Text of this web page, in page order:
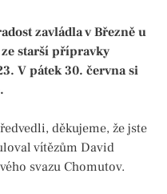
zavládla v Březně u
starší přípravky
V pátek 30. června si
děkujeme, že jste
vítězům David
svazu Chomutov.